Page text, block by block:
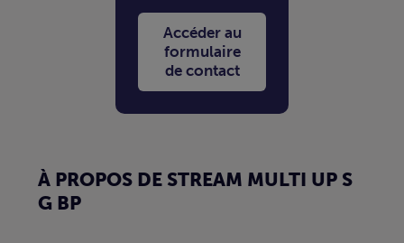
Accéder au
formulaire
de contact
À PROPOS DE STREAM MULTI UP S
G BP